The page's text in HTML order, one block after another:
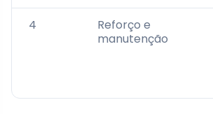
4
Reforço e
manutenção